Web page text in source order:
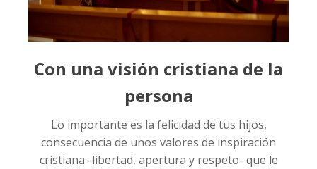
Con una visión cristiana de la
persona
Lo importante es la felicidad de tus hijos,
consecuencia de unos valores de inspiración
cristiana -libertad, apertura y respeto- que le